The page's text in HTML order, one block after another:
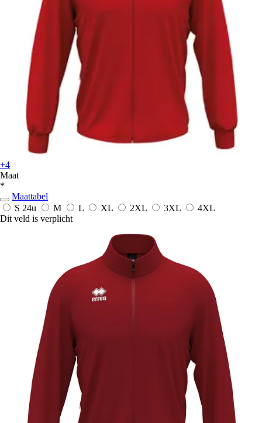
+4
Maat
*
Maattabel
S 24u M L XL 2XL 3XL
4XL
Dit veld is verplicht